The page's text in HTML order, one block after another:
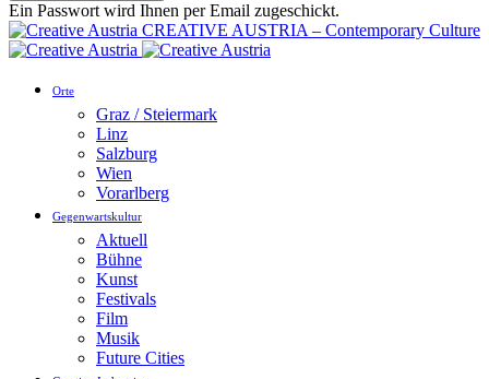
Ein Passwort wird Ihnen per Email zugeschickt.
CREATIVE AUSTRIA – Contemporary Culture
Orte
Graz / Steiermark
Linz
Salzburg
Wien
Vorarlberg
Gegenwartskultur
Aktuell
Bühne
Kunst
Festivals
Film
Musik
Future Cities